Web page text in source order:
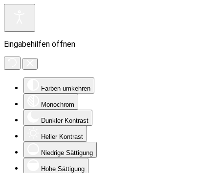
Eingabehilfen öffnen
Farben umkehren
Monochrom
Dunkler Kontrast
Heller Kontrast
Niedrige Sättigung
Hohe Sättigung